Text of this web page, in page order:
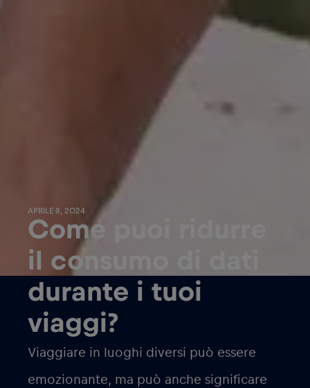
APRILE 8, 2024
Come puoi ridurre
il consumo di dati
durante i tuoi
viaggi?
Viaggiare in luoghi diversi può essere
emozionante, ma può anche significare